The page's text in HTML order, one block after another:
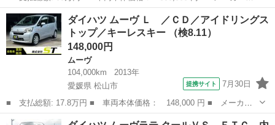
名： ダイハツ ■ 車種名： ムーヴ ■ グレード名： カスタム
Ｘ ＣＤ キーレス オートエアコン 電格ウィンカーミラー ＡＢ
Ｓ アルミ ■ ...
徳島 徳島市 ムーヴ
ダイハツ ムーヴ Ｌ ／ＣＤ／アイドリングス
トップ／キーレスキー （検8.11）
148,000円
ムーヴ
104,000km
2013年
愛媛県 松山市
提携サイト 7月30日
■ 支払総額: 17.8万円 ■ 車両本体価格： 148,000 円 ■ メーカー
名： ダイハツ ■ 車種名： ムーヴ ■ グレード名： Ｌ ／ＣＤ
愛媛 ムーヴ